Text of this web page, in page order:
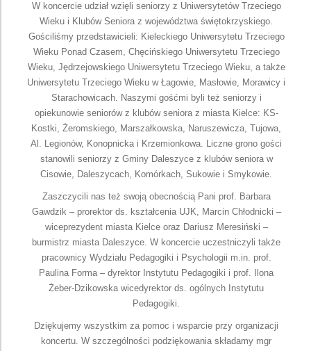
W koncercie udział wzięli seniorzy z Uniwersytetów Trzeciego
Wieku i Klubów Seniora z województwa świętokrzyskiego.
Gościliśmy przedstawicieli: Kieleckiego Uniwersytetu Trzeciego
Wieku Ponad Czasem, Chęcińskiego Uniwersytetu Trzeciego
Wieku, Jędrzejowskiego Uniwersytetu Trzeciego Wieku, a także
Uniwersytetu Trzeciego Wieku w Łagowie, Masłowie, Morawicy i
Starachowicach. Naszymi gośćmi byli też seniorzy i
opiekunowie seniorów z klubów seniora z miasta Kielce: KS-
Kostki, Żeromskiego, Marszałkowska, Naruszewicza, Tujowa,
Al. Legionów, Konopnicka i Krzemionkowa. Liczne grono gości
stanowili seniorzy z Gminy Daleszyce z klubów seniora w
Cisowie, Daleszycach, Komórkach, Sukowie i Smykowie.
Zaszczycili nas też swoją obecnością Pani prof. Barbara
Gawdzik – prorektor ds. kształcenia UJK, Marcin Chłodnicki –
wiceprezydent miasta Kielce oraz Dariusz Meresiński –
burmistrz miasta Daleszyce. W koncercie uczestniczyli także
pracownicy Wydziału Pedagogiki i Psychologii m.in. prof.
Paulina Forma – dyrektor Instytutu Pedagogiki i prof. Ilona
Żeber-Dzikowska wicedyrektor ds. ogólnych Instytutu
Pedagogiki.
Dziękujemy wszystkim za pomoc i wsparcie przy organizacji
koncertu. W szczególności podziękowania składamy mgr